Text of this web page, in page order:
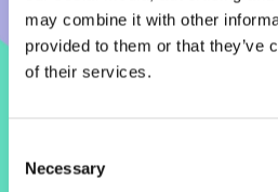
may combine it with other
provided to them or that they’ve
of their services.
Selection
Necessary
Ontdek
online familie